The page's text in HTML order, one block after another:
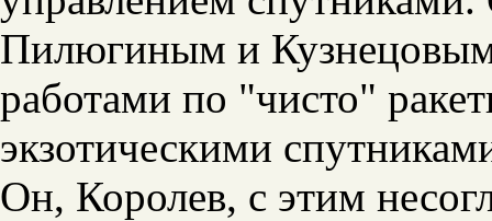
Пилюгиным и
работами по "чисто"
экзотическими
Он, Королев, с этим